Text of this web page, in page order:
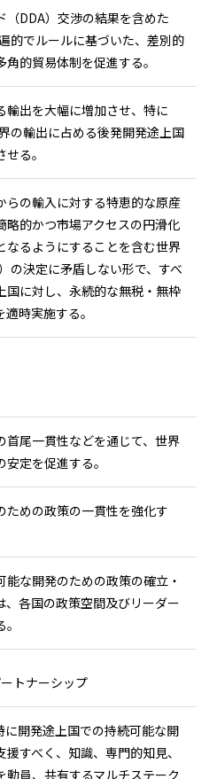
（DDA）交渉の結果を含めた
的でルールに基づいた、差別的
的貿易体制を促進する。
輸出を大幅に増加させ、特に
の輸出に占める後発開発途上国
る。
らの輸入に対する特恵的な原産
略的かつ市場アクセスの円滑化
なるようにすることを含む世界
の決定に矛盾しない形で、すべ
国に対し、永続的な無税・無枠
時実施する。
首尾一貫性などを通じて、世界
定を促進する。
ための政策の一貫性を強化す
能な開発のための政策の確立・
、各国の政策空間及びリーダー
トナーシップ
に開発途上国での持続可能な開
すべく、知識、専門的知見、
動員、共有するマルチステーク